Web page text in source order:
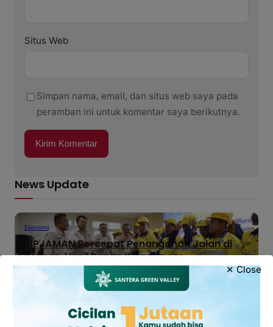
Situs Web
Simpan nama, email, dan situs web saya pada
peramban ini untuk komentar saya berikutnya.
News Update
Ekonomi
SIPJAMAN Percepat Penanganan Jalan di
Brebes, Hasil Panen Kian Lancar
Taruna Akpol Tanamkan Jiwa
Kepemimpinan Melalui Leadership Camp
✕ Close